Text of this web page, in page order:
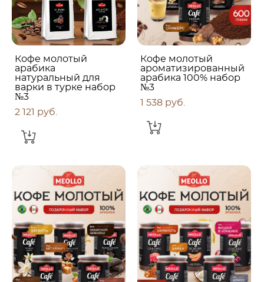
Кофе молотый
арабика
натуральный для
варки в турке набор
№3
2 121 pуб.
Кофе молотый
ароматизированный
арабика 100% набор
№3
1 538 pуб.